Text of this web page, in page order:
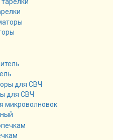
для СВЧ
микроволновок